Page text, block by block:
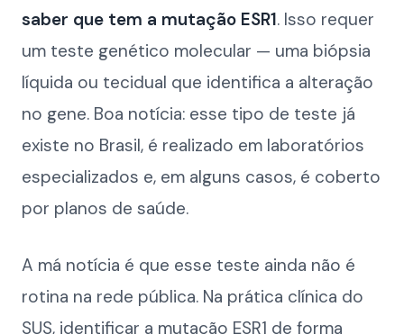
saber que tem a mutação ESR1. Isso requer
um teste genético molecular — uma biópsia
líquida ou tecidual que identifica a alteração
no gene. Boa notícia: esse tipo de teste já
existe no Brasil, é realizado em laboratórios
especializados e, em alguns casos, é coberto
por planos de saúde.
A má notícia é que esse teste ainda não é
rotina na rede pública. Na prática clínica do
SUS, identificar a mutação ESR1 de forma